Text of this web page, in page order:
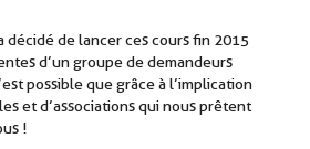
décidé de lancer ces cours fin 2015
d’un groupe de demandeurs
possible que grâce à l’implication
et d’associations qui nous prêtent
!